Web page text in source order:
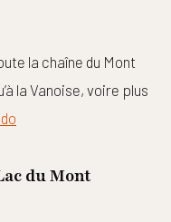
la chaîne du Mont
la Vanoise, voire plus
du Mont